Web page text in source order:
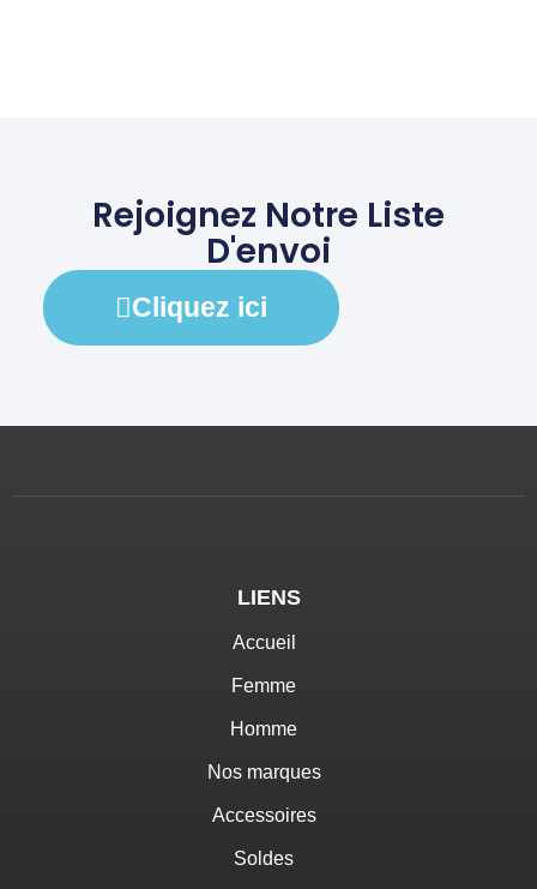
Rejoignez Notre Liste
D'envoi
Cliquez ici
LIENS
Accueil
Femme
Homme
Nos marques
Accessoires
Soldes